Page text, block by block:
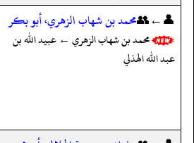
👤←👥محمد بن شهاب الزهري، أبو بكر
محمد بن شهاب الزهري ← عبيد الله بن
عبد الله الهذلي